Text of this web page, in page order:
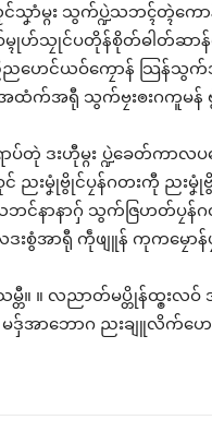
သၞာံမ္ဂး သွက်ပ္ဍဲသဘၚ်တ္ၚဲက
ၚုဟ်သၠုင်ပတိုန်စိုတ်ဓါတ်ဆာန်
ေင်ယဝ်ကၠောန် သြန်သွက်ဒး
အထံက်အရီု သွက်ဗၠးၜးဂကူမန်
ပ်တုဲ ဒးဟီုမ္ဂး ပ္ဍဲခေတ်ကာလ
ညးမၞုံဗွိုင်ပၠန်ဂတးကီု ညးမၞုံဗွိုင်
ဘင်နာနာဂှ် သွက်ဇြဟတ်ပၠန်
းစွံအာရီု ကဵုဖျူန် ကုကမၠောန်
တီ။ ။ လညာတ်မပ္တိုန်ထ္ၜးလ
မဒှ်အာဘောဂ ညးချူလိက်ဟ